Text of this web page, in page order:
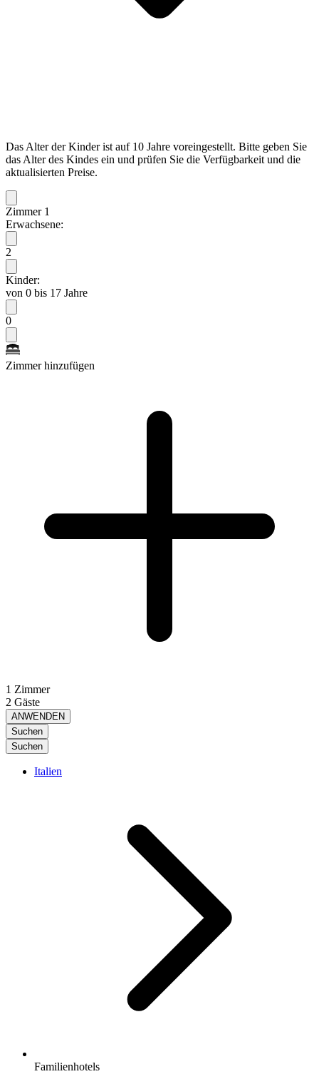
Das Alter der Kinder ist auf 10 Jahre voreingestellt. Bitte geben Sie
das Alter des Kindes ein und prüfen Sie die Verfügbarkeit und die
aktualisierten Preise.
Zimmer 1
Erwachsene:
2
Kinder:
von 0 bis 17 Jahre
0
Zimmer hinzufügen
1 Zimmer
2 Gäste
ANWENDEN
Suchen
Suchen
Italien
Familienhotels